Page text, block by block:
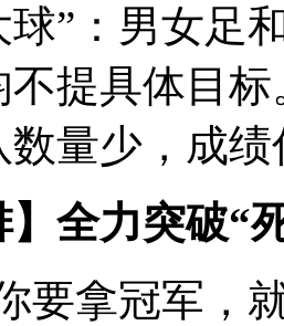
球”：男女足
不提具体目
量少，成
全力突破“
拿冠军，就